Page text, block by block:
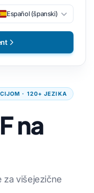
· 120+ JEZIKA
na
za višejezične
Español (španski)